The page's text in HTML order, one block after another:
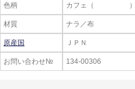
色柄 カフェ（ ）
材質 ナラ／布
原産国 ＪＰＮ
お問い合わせ№ 134-00306